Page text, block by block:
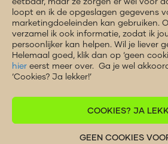
loopt en ik de opgeslagen gegevens
marketingdoeleinden kan gebruiken.
verzamel ik ook informatie, zodat ik
persoonlijker kan helpen. Wil je liever
Helemaal goed, klik dan op ‘geen
hier eerst meer over. Ga je wel
‘Cookies? Ja lekker!’
COOKIES? JA
GEEN COOKIES
CONNECT
MET ME
OP
LINKEDIN